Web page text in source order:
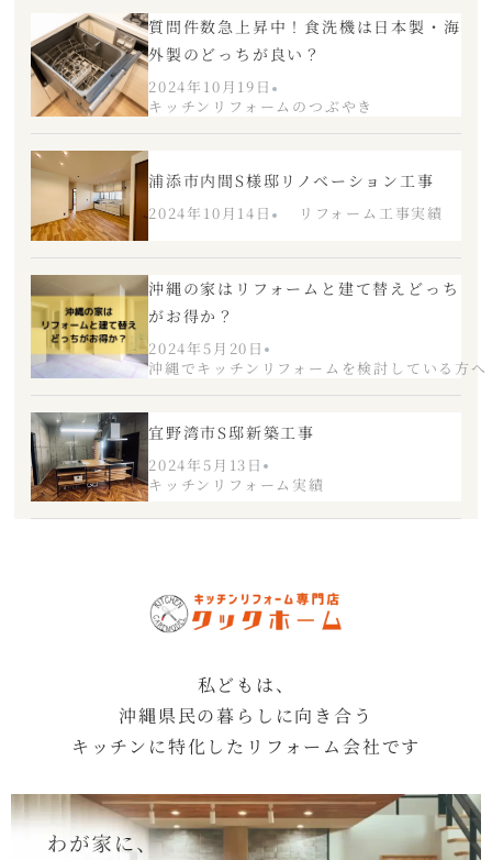
質問件数急上昇中！食洗機は日本製・海
外製のどっちが良い？
2024年10月19日
キッチンリフォームのつぶやき
浦添市内間S様邸リノベーション工事
2024年10月14日 リフォーム工事実績
沖縄の家はリフォームと建て替えどっち
がお得か？
2024年5月20日
沖縄でキッチンリフォームを検討している方へ
宜野湾市S邸新築工事
2024年5月13日
キッチンリフォーム実績
私どもは、
沖縄県民の暮らしに向き合う
キッチンに特化したリフォーム会社です